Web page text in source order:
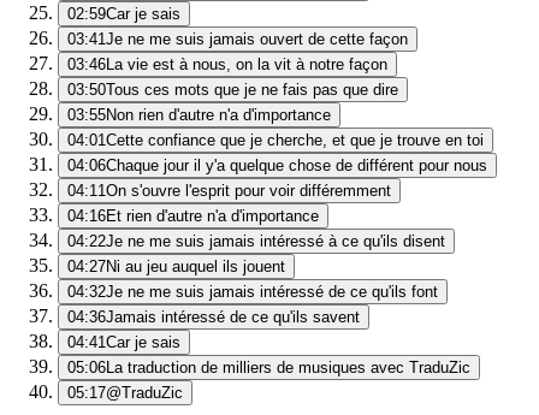
02:59Car je sais
03:41Je ne me suis jamais ouvert de cette façon
03:46La vie est à nous, on la vit à notre façon
03:50Tous ces mots que je ne fais pas que dire
03:55Non rien d'autre n'a d'importance
04:01Cette confiance que je cherche, et que je trouve en toi
04:06Chaque jour il y'a quelque chose de différent pour nous
04:11On s'ouvre l'esprit pour voir différemment
04:16Et rien d'autre n'a d'importance
04:22Je ne me suis jamais intéressé à ce qu'ils disent
04:27Ni au jeu auquel ils jouent
04:32Je ne me suis jamais intéressé de ce qu'ils font
04:36Jamais intéressé de ce qu'ils savent
04:41Car je sais
05:06La traduction de milliers de musiques avec TraduZic
05:17@TraduZic